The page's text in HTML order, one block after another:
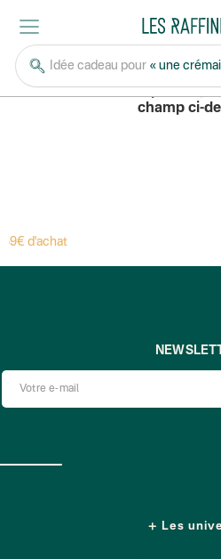
Idée cadeau pour « une
Pour rechercher un produit,
champ ci-
d'achat
Les